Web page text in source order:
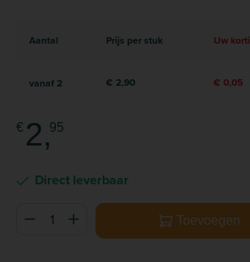
Direct leverbaar
Aantal Prijs per stuk Uw
vanaf 2 € 2,90 € 0,05
€ 2,95
Producthoeveelheid: Voer deToevoegen